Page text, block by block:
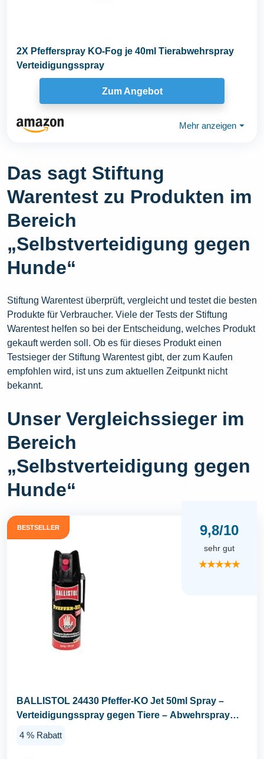
2X Pfefferspray KO-Fog je 40ml Tierabwehrspray
Verteidigungsspray
Zum Angebot
Mehr anzeigen ⏷
Das sagt Stiftung
Warentest zu Produkten im
Bereich
„Selbstverteidigung gegen
Hunde“
Stiftung Warentest überprüft, vergleicht und testet die besten
Produkte für Verbraucher. Viele der Tests der Stiftung
Warentest helfen so bei der Entscheidung, welches Produkt
gekauft werden soll. Ob es für dieses Produkt einen
Testsieger der Stiftung Warentest gibt, der zum Kaufen
empfohlen wird, ist uns zum aktuellen Zeitpunkt nicht
bekannt.
Unser Vergleichssieger im
Bereich
„Selbstverteidigung gegen
Hunde“
BESTSELLER 9,8/10
sehr gut
★★★★★
BALLISTOL 24430 Pfeffer-KO Jet 50ml Spray –
Verteidigungsspray gegen Tiere – Abwehrspray
4 % Rabatt